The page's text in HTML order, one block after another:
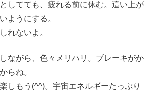
してても、疲れる前に休む。這い上が
ようにする。
れないよ。
ながら、色々メリハリ。ブレーキがか
らね。
しもう(^^)。宇宙エネルギーたっぷり